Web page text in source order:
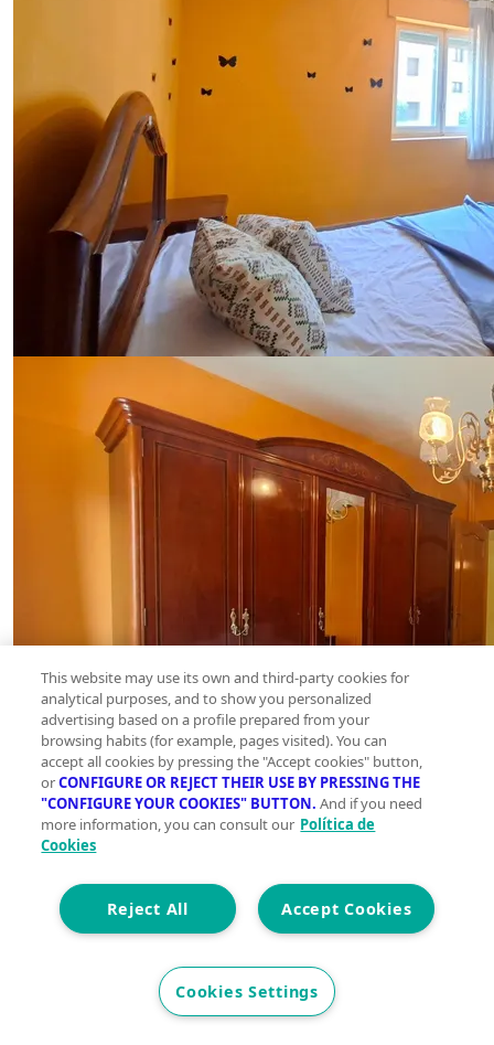
This website may use its own and third-party cookies for
analytical purposes, and to show you personalized
advertising based on a profile prepared from your
browsing habits (for example, pages visited). You can
accept all cookies by pressing the "Accept cookies" button,
orCONFIGURE OR REJECT THEIR USE BY PRESSING THE
"CONFIGURE YOUR COOKIES" BUTTON. And if you need
more information, you can consult our Política de
Cookies
Accept Cookies
Reject All
Cookies Settings